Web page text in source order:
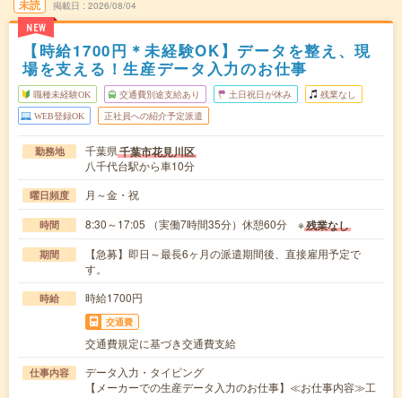
未読
NEW
掲載日 2026/08/04
【時給1700円＊未経験OK】データを整え、現
場を支える！生産データ入力のお仕事
職種未経験OK 交通費別途支給あり 土日祝日が休み 残業なし
WEB登録OK 正社員への紹介予定派遣
勤務地 千葉県千葉市花見川区
八千代台駅から車10分
曜日頻度 月～金・祝
時間 8:30～17:05 （実働7時間35分）休憩60分 ※残業なし
期間
【急募】即日～最長6ヶ月の派遣期間後、直接雇用予定で
す。
時給 時給1700円
交通費
交通費規定に基づき交通費支給
仕事内容
データ入力・タイピング
【メーカーでの生産データ入力のお仕事】≪お仕事内容≫工